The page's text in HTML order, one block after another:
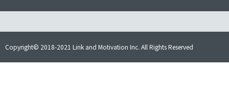
Copyright© 2018-2021 Link and Motivation Inc. All Rights Reserved